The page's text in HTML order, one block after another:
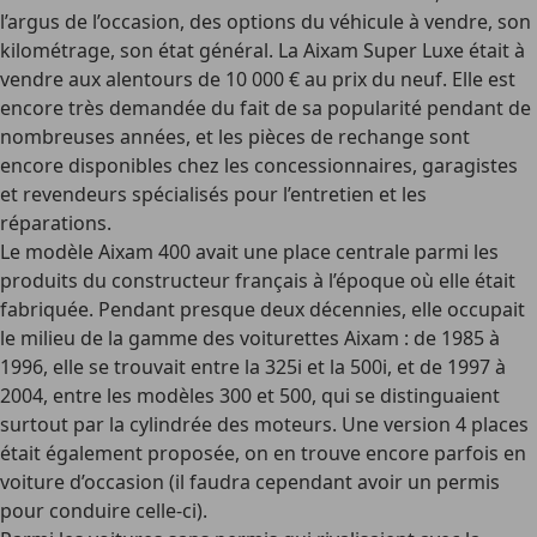
l’argus de l’occasion, des options du véhicule à vendre, son
kilométrage, son état général. La Aixam Super Luxe était à
vendre aux alentours de 10 000 € au prix du neuf. Elle est
encore très demandée du fait de sa popularité pendant de
nombreuses années, et les pièces de rechange sont
encore disponibles chez les concessionnaires, garagistes
et revendeurs spécialisés pour l’entretien et les
réparations.
Le modèle Aixam 400 avait une place centrale parmi les
produits du constructeur français à l’époque où elle était
fabriquée. Pendant presque deux décennies, elle occupait
le milieu de la gamme des voiturettes Aixam : de 1985 à
1996, elle se trouvait entre la 325i et la 500i, et de 1997 à
2004, entre les modèles 300 et 500, qui se distinguaient
surtout par la cylindrée des moteurs. Une version 4 places
était également proposée, on en trouve encore parfois en
voiture d’occasion (il faudra cependant avoir un permis
pour conduire celle-ci).